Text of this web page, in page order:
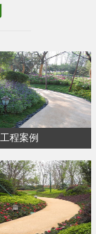
工程案例